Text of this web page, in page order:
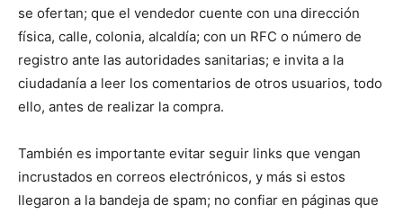
se ofertan; que el vendedor cuente con una dirección
física, calle, colonia, alcaldía; con un RFC o número de
registro ante las autoridades sanitarias; e invita a la
ciudadanía a leer los comentarios de otros usuarios, todo
ello, antes de realizar la compra.
También es importante evitar seguir links que vengan
incrustados en correos electrónicos, y más si estos
llegaron a la bandeja de spam; no confiar en páginas que